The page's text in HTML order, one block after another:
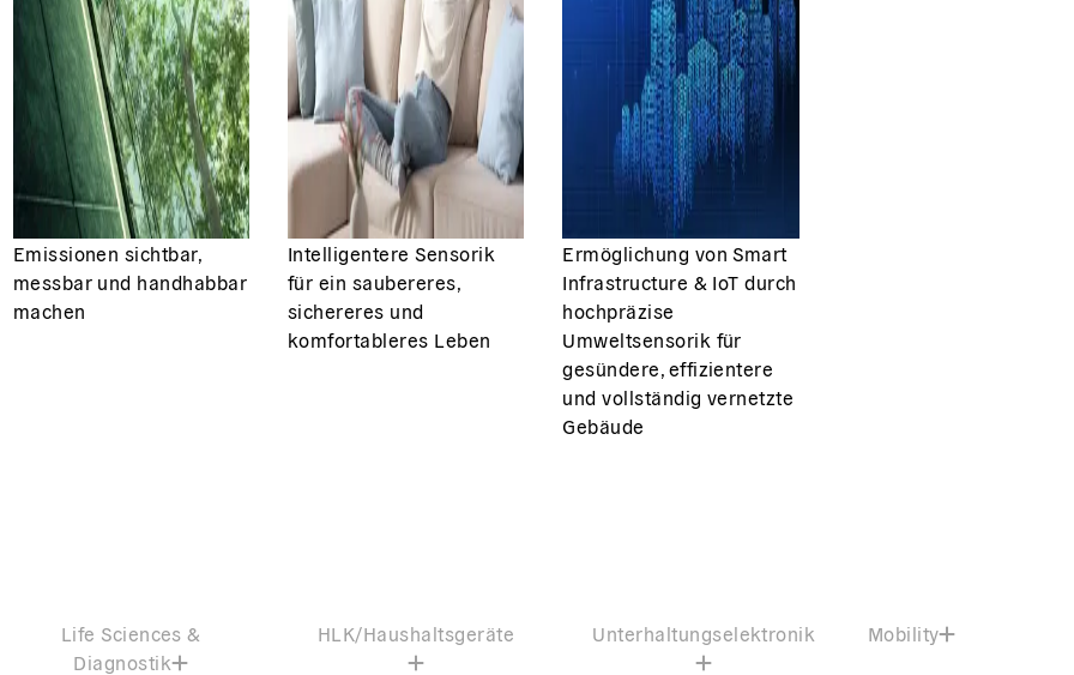
Emissionen sichtbar,
messbar und handhabbar
machen
Intelligentere Sensorik
für ein saubereres,
sichereres und
komfortableres Leben
Ermöglichung von Smart
Infrastructure & IoT durch
hochpräzise
Umweltsensorik für
gesündere, effizientere
und vollständig vernetzte
Gebäude
Life Sciences &
Diagnostik
HLK/Haushaltsgeräte Unterhaltungselektronik Mobility